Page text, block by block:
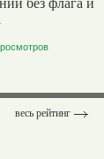
без флага и
весь рейтинг